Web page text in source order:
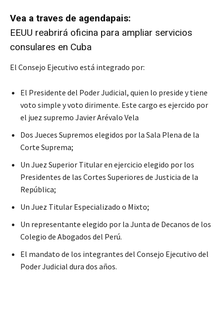
Vea a traves de agendapais:
EEUU reabrirá oficina para ampliar servicios
consulares en Cuba
El Consejo Ejecutivo está integrado por:
El Presidente del Poder Judicial, quien lo preside y tiene
voto simple y voto dirimente. Este cargo es ejercido por
el juez supremo Javier Arévalo Vela
Dos Jueces Supremos elegidos por la Sala Plena de la
Corte Suprema;
Un Juez Superior Titular en ejercicio elegido por los
Presidentes de las Cortes Superiores de Justicia de la
República;
Un Juez Titular Especializado o Mixto;
Un representante elegido por la Junta de Decanos de los
Colegio de Abogados del Perú.
El mandato de los integrantes del Consejo Ejecutivo del
Poder Judicial dura dos años.